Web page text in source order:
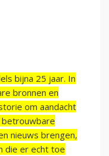
bijna 25 jaar. In
bronnen en
om aandacht
betrouwbare
nieuws brengen,
die er echt toe